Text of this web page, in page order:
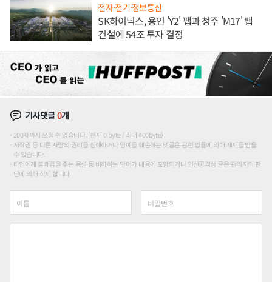
전자·전기·정보통신
SK하이닉스, 용인 'Y2' 팹과 청주 'M17' 팹
건설에 54조 투자 결정
기사댓글0개
200자까지 쓰실 수 있습니다. (현재 0 byte / 최대 400byte)
저작권 등 다른 사람의 권리를 침해하거나 명예를 훼손하는 댓글은 관련 법률에 의해 제재를 받을
수 있습니다.
타인에게 불쾌감을 주는 욕설 등 비하하는 단어가 내용에 포함되거나 인신공격성 글은 관리자의 판
단에 의해 삭제 합니다.